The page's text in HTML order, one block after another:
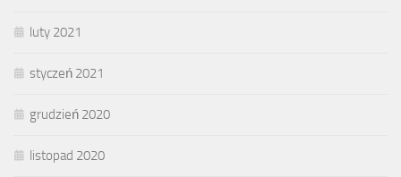
luty 2021
styczeń 2021
grudzień 2020
listopad 2020